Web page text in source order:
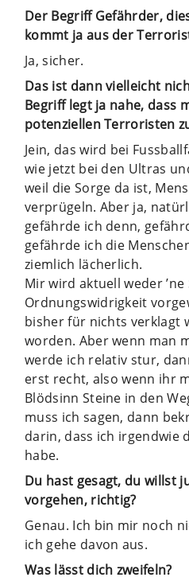
Der Begriff Gefährder,
kommt ja aus der
Ja, sicher.
Das ist dann vielleicht
Begriff legt ja nahe, dass
potenziellen Terroristen
Jein, das wird bei
wie jetzt bei den Ultras
weil die Sorge da ist,
verprügeln. Aber ja,
gefährde ich denn,
gefährde ich die
ziemlich lächerlich.
Mir wird aktuell weder
Ordnungswidrigkeit
bisher für nichts verklagt
worden. Aber wenn man
werde ich relativ stur,
erst recht, also wenn ihr
Blödsinn Steine in den
muss ich sagen, dann
darin, dass ich irgendwie
habe.
Du hast gesagt, du willst
vorgehen, richtig?
Genau. Ich bin mir noch
ich gehe davon aus.
Was lässt dich zweifeln?